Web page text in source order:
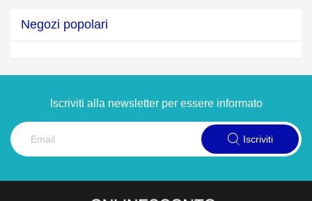
Negozi popolari
Iscriviti alla newsletter per essere informato
Iscriviti